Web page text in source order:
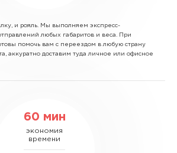
и рояль. Мы выполняем экспресс-
любых габаритов и веса. При
помочь вам с переездом в любую страну
аккуратно доставим туда личное или офисное
60 мин
экономия
времени